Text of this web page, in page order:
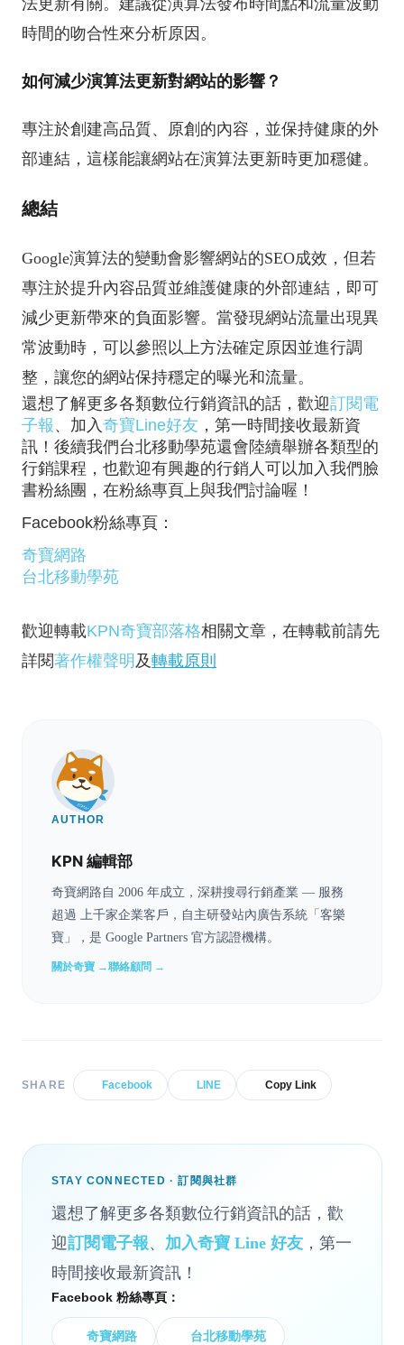
法更新有關。建議從演算法發布時間點和流量波動
時間的吻合性來分析原因。
如何減少演算法更新對網站的影響？
專注於創建高品質、原創的內容，並保持健康的外
部連結，這樣能讓網站在演算法更新時更加穩健。
總結
Google演算法的變動會影響網站的SEO成效，但若
專注於提升內容品質並維護健康的外部連結，即可
減少更新帶來的負面影響。當發現網站流量出現異
常波動時，可以參照以上方法確定原因並進行調
整，讓您的網站保持穩定的曝光和流量。
還想了解更多各類數位行銷資訊的話，歡迎訂閱電
子報 、加入奇寶Line好友 ，第一時間接收最新資
訊！後續我們台北移動學苑還會陸續舉辦各類型的
行銷課程，也歡迎有興趣的行銷人可以加入我們臉
書粉絲團，在粉絲專頁上與我們討論喔！
Facebook粉絲專頁：
奇寶網路
台北移動學苑
歡迎轉載KPN奇寶部落格相關文章，在轉載前請先
詳閱著作權聲明 及轉載原則
AUTHOR
KPN 編輯部
奇寶網路自 2006 年成立，深耕搜尋行銷產業 — 服務
超過 上千家企業客戶，自主研發站內廣告系統「客樂
寶」，是 Google Partners 官方認證機構。
關於奇寶 →聯絡顧問 →
SHARE Facebook LINE Copy Link
STAY CONNECTED · 訂閱與社群
還想了解更多各類數位行銷資訊的話，歡
迎訂閱電子報、 加入奇寶 Line 好友 ，第一
時間接收最新資訊！
Facebook 粉絲專頁：
奇寶網路 台北移動學苑